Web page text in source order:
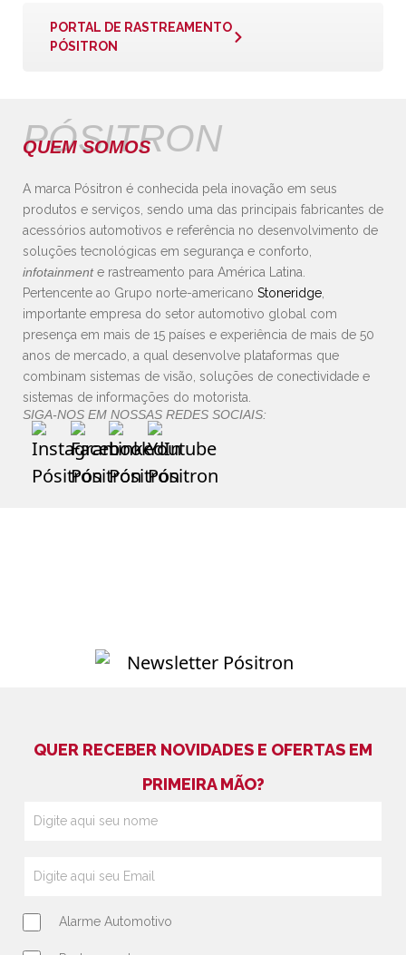
PORTAL DE RASTREAMENTO
PÓSITRON
PÓSITRON
QUEM SOMOS
A marca Pósitron é conhecida pela inovação em seus
produtos e serviços, sendo uma das principais fabricantes de
acessórios automotivos e referência no desenvolvimento de
soluções tecnológicas em segurança e conforto,
infotainmente rastreamento para América Latina.
Pertencente ao Grupo norte-americano Stoneridge
importante empresa do setor automotivo global com
presença em mais de 15 países e experiência de mais de 50
anos de mercado, a qual desenvolve plataformas que
combinam sistemas de visão, soluções de conectividade e
sistemas de informações do motorista.
SIGA-NOS EM NOSSAS REDES SOCIAIS:
QUER RECEBER NOVIDADES E OFERTAS EM
PRIMEIRA MÃO?
Alarme Automotivo